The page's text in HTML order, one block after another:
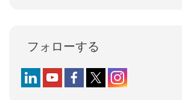
フォローする
Follow us on LinkedIn
Follow us on YouTube
Follow us on Facebook
Follow us on X
Follow us on